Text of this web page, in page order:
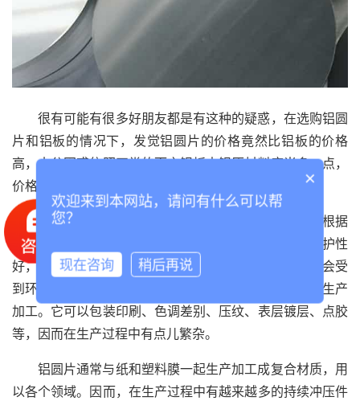
很有可能有很多好朋友都是有这种的疑惑，在选购铝圆
片和铝板的情况下，发觉铝圆片的价格竟然比铝板的价格
高，十分困惑依照正常的而言铝板中铝原材料应当多一点，
价格高才正常的。
据我们详细介绍，铝圆片具备优良的遮光性，随后根据
包装印刷装饰设计展示出较好的颜色明亮实际效果，防护性
好，不容易遭受病菌和虫类的损害；样子可靠性好，不会受
到环境湿度转变，不会受到环境湿度变动的危害。便于生产
加工。它可以包装印刷、色调差别、压纹、表层镀层、点胶
等，因而在生产过程中有点儿繁杂。
铝圆片通常与纸和塑料膜一起生产加工成复合材质，用
以各个领域。因而，在生产过程中有越来越多的持续冲压件
×
欢迎来到本网站，请问有什么可以帮
您？
现在咨询 稍后再说